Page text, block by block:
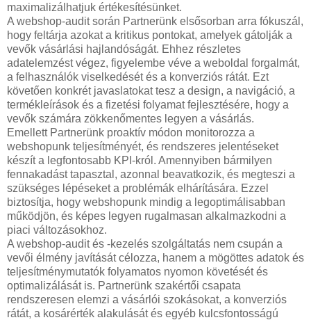
maximalizálhatjuk értékesítésünket.
A webshop-audit során Partnerünk elsősorban arra fókuszál,
hogy feltárja azokat a kritikus pontokat, amelyek gátolják a
vevők vásárlási hajlandóságát. Ehhez részletes
adatelemzést végez, figyelembe véve a weboldal forgalmát,
a felhasználók viselkedését és a konverziós rátát. Ezt
követően konkrét javaslatokat tesz a design, a navigáció, a
termékleírások és a fizetési folyamat fejlesztésére, hogy a
vevők számára zökkenőmentes legyen a vásárlás.
Emellett Partnerünk proaktív módon monitorozza a
webshopunk teljesítményét, és rendszeres jelentéseket
készít a legfontosabb KPI-król. Amennyiben bármilyen
fennakadást tapasztal, azonnal beavatkozik, és megteszi a
szükséges lépéseket a problémák elhárítására. Ezzel
biztosítja, hogy webshopunk mindig a legoptimálisabban
működjön, és képes legyen rugalmasan alkalmazkodni a
piaci változásokhoz.
A webshop-audit és -kezelés szolgáltatás nem csupán a
vevői élmény javítását célozza, hanem a mögöttes adatok és
teljesítménymutatók folyamatos nyomon követését és
optimalizálását is. Partnerünk szakértői csapata
rendszeresen elemzi a vásárlói szokásokat, a konverziós
rátát, a kosárérték alakulását és egyéb kulcsfontosságú